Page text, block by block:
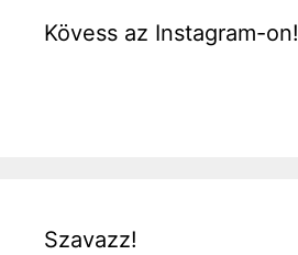
Kövess az Instagram-on!
Szavazz!